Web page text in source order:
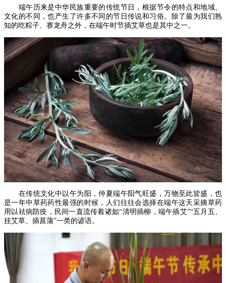
端午历来是中华民族重要的传统节日，根据节令的特点和地域、
文化的不同，也产生了许多不同的节日传说和习俗。除了最为我们熟
知的吃粽子、赛龙舟之外，在端午时节插艾草也是其中之一。
在传统文化中以午为阳，仲夏端午阳气旺盛，万物至此皆盛，也
是一年中草药药性最强的时候，人们往往会选择在端午这天采摘草药
用以祛病防疫，民间一直流传着诸如“清明插柳，端午插艾”“五月五、
挂艾草、插菖蒲”一类的谚语。